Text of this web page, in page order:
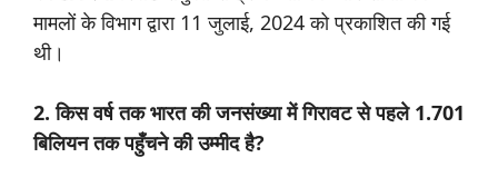
मामलों के विभाग द्वारा 11 जुलाई, 2024 को प्रकाशित की गई
थी।
2. किस वर्ष तक भारत की जनसंख्या में गिरावट से पहले 1.701
बिलियन तक पहुँचने की उम्मीद है?